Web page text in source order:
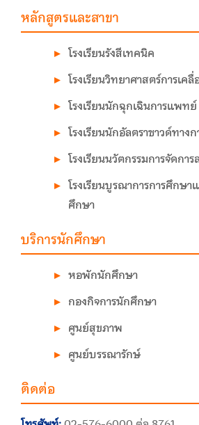
หลักสูตรและสาขา
โรงเรียนรังสีเทคนิค
โรงเรียนวิทยาศาสตร์การเค
โรงเรียนนักฉุกเฉินการแพทย์
โรงเรียนนักอัลตราซาวด์ทาง
โรงเรียนนวัตกรรมการจัดกา
โรงเรียนบูรณาการการศึกษ
ศึกษา
บริการนักศึกษา
หอพักนักศึกษา
กองกิจการนักศึกษา
ศูนย์สุขภาพ
ศูนย์บรรณารักษ์
ติดต่อ